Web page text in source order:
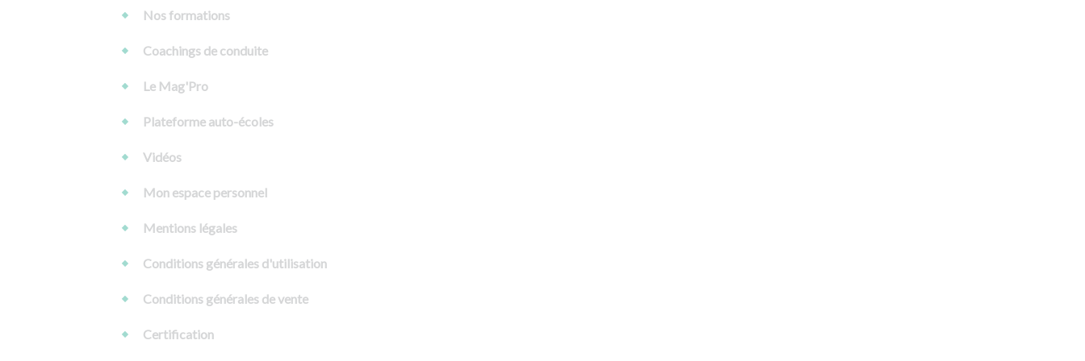
Nos formations
Coachings de conduite
Le Mag'Pro
Plateforme auto-écoles
Vidéos
Mon espace personnel
Mentions légales
Conditions générales d'utilisation
Conditions générales de vente
Certification